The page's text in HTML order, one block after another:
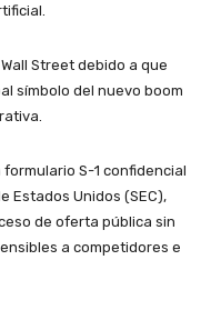
Street debido a que
símbolo del nuevo boom
S-1 confidencial
Estados Unidos (SEC),
de oferta pública sin
a competidores e